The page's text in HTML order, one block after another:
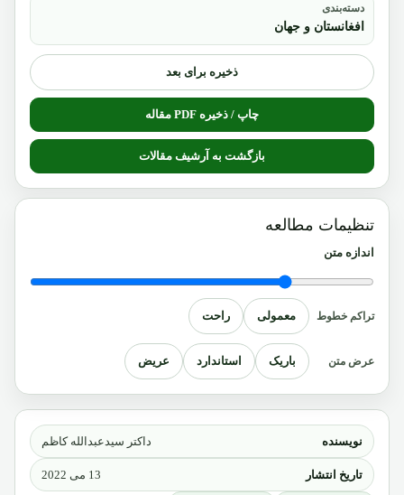
نویسنده داکتر سیدعبدالله کاظم
تاریخ انتشار 13 می 2022
دسته‌بندی
افغانستان و جهان
ذخیره برای بعد
چاپ / ذخیره PDF مقاله
بازگشت به آرشیف مقالات
تنظیمات مطالعه
اندازه متن
تراکم خطوط معمولی راحت
عرض متن باریک استاندارد عریض